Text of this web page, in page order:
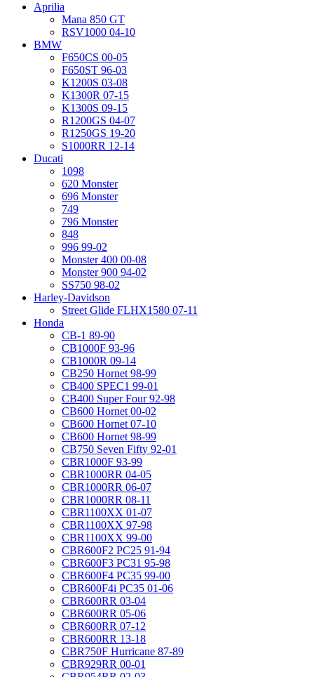
Aprilia
Mana 850 GT
RSV1000 04-10
BMW
F650CS 00-05
F650ST 96-03
K1200S 03-08
K1300R 07-15
K1300S 09-15
R1200GS 04-07
R1250GS 19-20
S1000RR 12-14
Ducati
1098
620 Monster
696 Monster
749
796 Monster
848
996 99-02
Monster 400 00-08
Monster 900 94-02
SS750 98-02
Harley-Davidson
Street Glide FLHX1580 07-11
Honda
CB-1 89-90
CB1000F 93-96
CB1000R 09-14
CB250 Hornet 98-99
CB400 SPEC1 99-01
CB400 Super Four 92-98
CB600 Hornet 00-02
CB600 Hornet 07-10
CB600 Hornet 98-99
CB750 Seven Fifty 92-01
CBR1000F 93-99
CBR1000RR 04-05
CBR1000RR 06-07
CBR1000RR 08-11
CBR1100XX 01-07
CBR1100XX 97-98
CBR1100XX 99-00
CBR600F2 PC25 91-94
CBR600F3 PC31 95-98
CBR600F4 PC35 99-00
CBR600F4i PC35 01-06
CBR600RR 03-04
CBR600RR 05-06
CBR600RR 07-12
CBR600RR 13-18
CBR750F Hurricane 87-89
CBR929RR 00-01